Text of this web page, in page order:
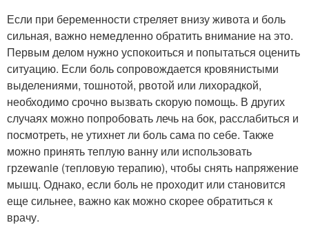
Если при беременности стреляет внизу живота и боль
сильная, важно немедленно обратить внимание на это.
Первым делом нужно успокоиться и попытаться оценить
ситуацию. Если боль сопровождается кровянистыми
выделениями, тошнотой, рвотой или лихорадкой,
необходимо срочно вызвать скорую помощь. В других
случаях можно попробовать лечь на бок, расслабиться и
посмотреть, не утихнет ли боль сама по себе. Также
можно принять теплую ванну или использовать
грzewanie (тепловую терапию), чтобы снять напряжение
мышц. Однако, если боль не проходит или становится
еще сильнее, важно как можно скорее обратиться к
врачу.